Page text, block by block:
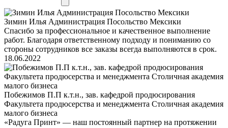
Зимин Илья Администрация Посольство Мексики
Спасибо за профессиональное и качественное выполнение
работ. Благодаря ответственному подходу и пониманию со
стороны сотрудников все заказы всегда выполняются в срок.
18.06.2022
Побежимов П.П к.т.н., зав. кафедрой продюсирования
Факультета продюсерства и менеджмента Столичная академия
малого бизнеса
«Радуга Принт» — наш постоянный партнер на протяжении